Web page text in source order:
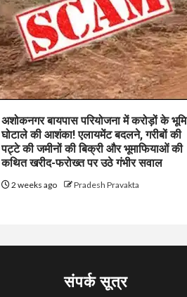
अशोकनगर बायपास परियोजना में करोड़ों के भूमि
घोटाले की आशंका! एलायमेंट बदलने, गरीबों की
पट्टे की जमीनों की बिक्री और भूमाफियाओं की
कथित खरीद-फरोख्त पर उठे गंभीर सवाल
2 weeks ago Pradesh Pravakta
संपर्क सूत्र